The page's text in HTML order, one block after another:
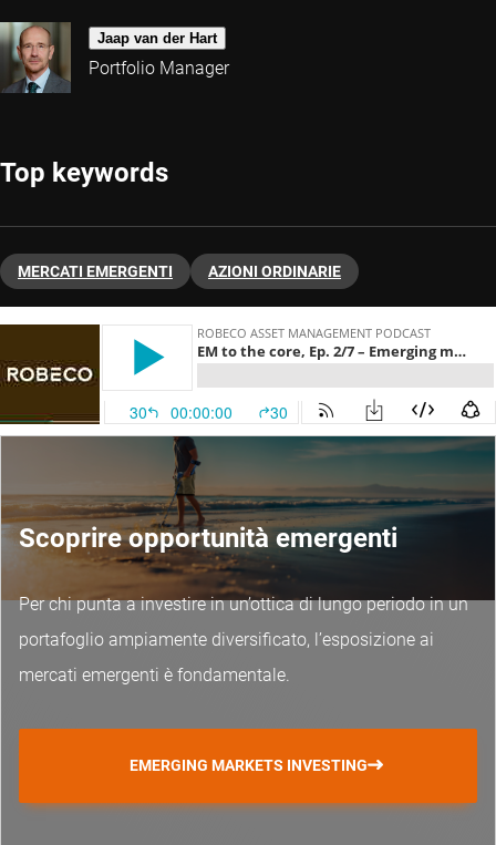
Jaap van der Hart
Portfolio Manager
Top keywords
MERCATI EMERGENTI AZIONI ORDINARIE
Scoprire opportunità emergenti
Per chi punta a investire in un’ottica di lungo periodo in un
portafoglio ampiamente diversificato, l’esposizione ai
mercati emergenti è fondamentale.
EMERGING MARKETS INVESTING